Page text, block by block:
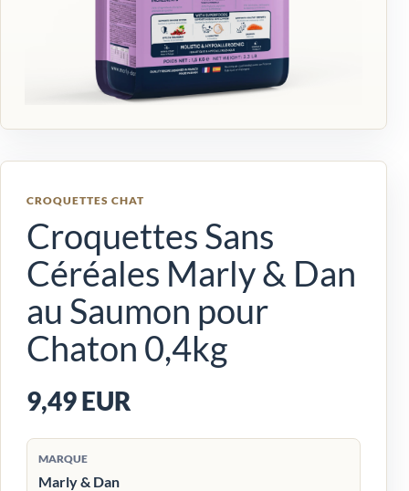
CROQUETTES CHAT
Croquettes Sans
Céréales Marly & Dan
au Saumon pour
Chaton 0,4kg
9,49 EUR
MARQUE
Marly & Dan